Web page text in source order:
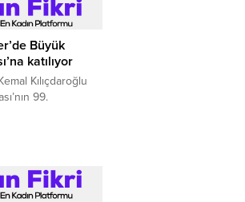
Büyük
katılıyor
Kılıçdaroğlu
99.
katıldı